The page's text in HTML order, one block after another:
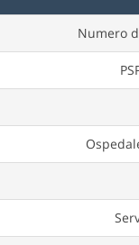
Numero